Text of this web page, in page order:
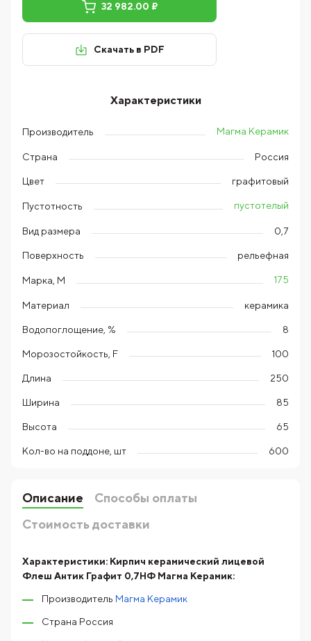
32 982.00 ₽
Скачать в PDF
Характеристики
Производитель Магма Керамик
Страна Россия
Цвет графитовый
Пустотность пустотелый
Вид размера 0,7
Поверхность рельефная
Марка, М 175
Материал керамика
Водопоглощение, % 8
Морозостойкость, F 100
Длина 250
Ширина 85
Высота 65
Кол-во на поддоне, шт 600
Описание
Способы оплаты
Стоимость доставки
Характеристики: Кирпич керамический лицевой
Флеш Антик Графит 0,7НФ Магма Керамик:
Производитель Магма Керамик
Страна Россия